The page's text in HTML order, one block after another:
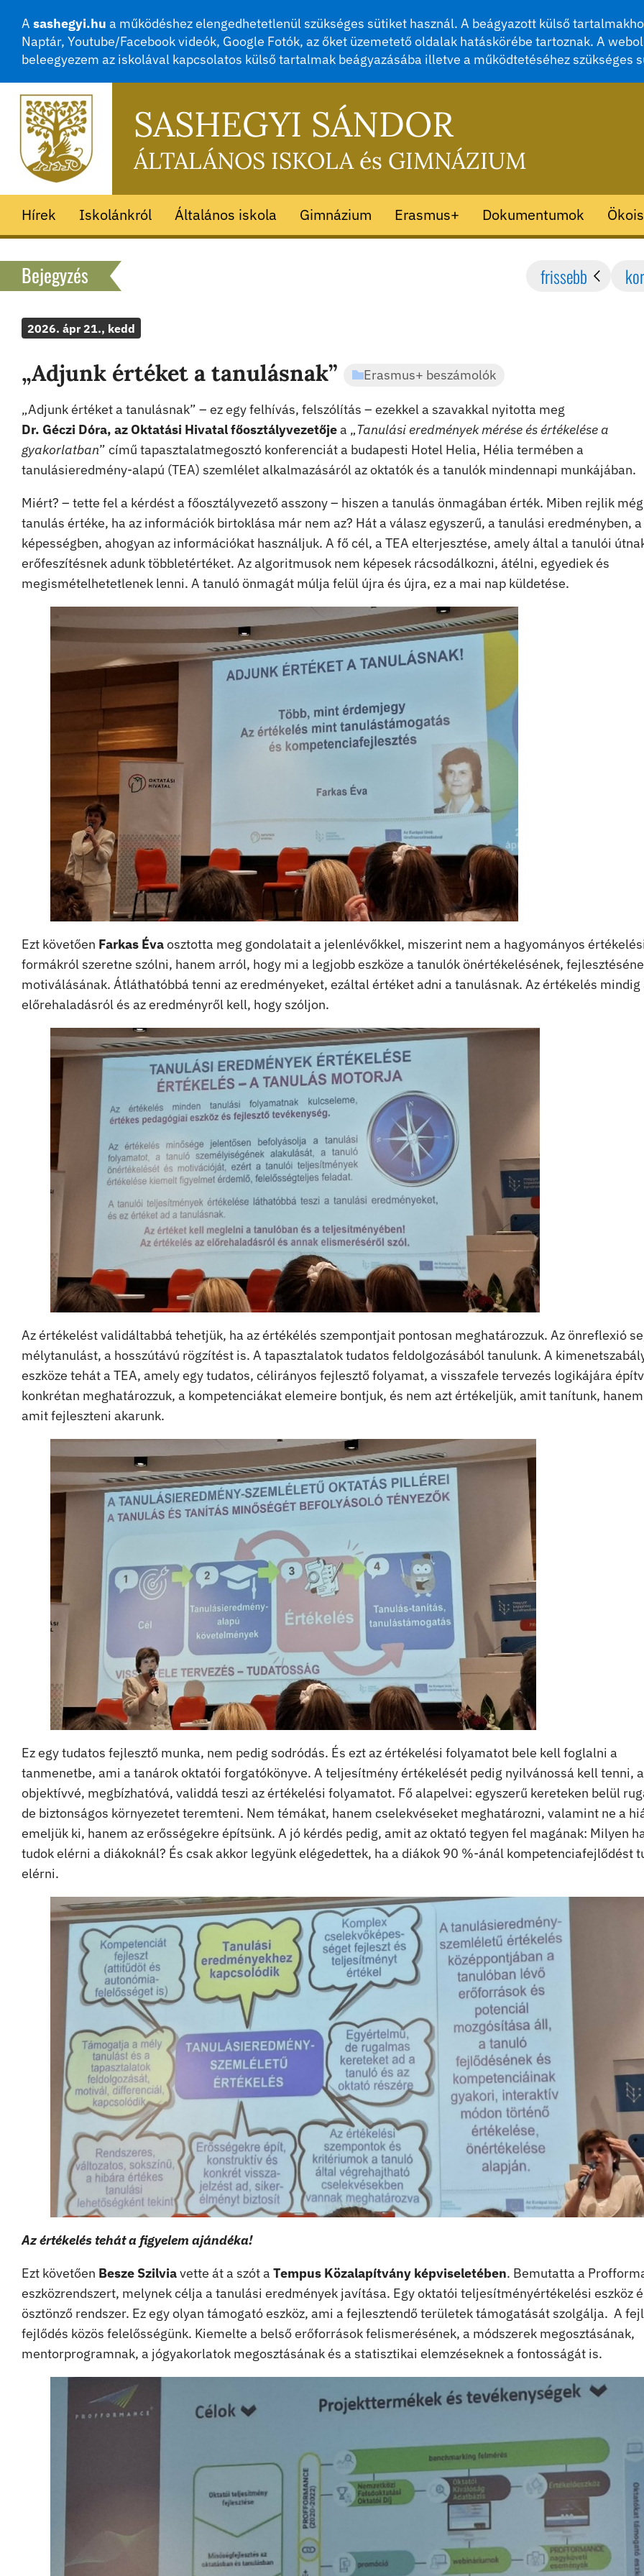
A sashegyi.hu a működéshez elengedhetetlenül szükséges sütiket használ. A beágyazott külső
Naptár, Youtube/Facebook videók, Google Fotók, az őket üzemetető oldalak hatáskörébe tartoznak. A
beleegyezem az iskolával kapcsolatos külső tartalmak beágyazásába illetve a működtetéséhez szükséges
SASHEGYI SÁNDOR
ÁLTALÁNOS ISKOLA és GIMNÁZIUM
Hírek Iskolánkról Általános iskola Gimnázium Erasmus+ Dokumentumok
Bejegyzés frissebb
2026. ápr 21., kedd
„Adjunk értéket a tanulásnak” Erasmus+ beszámolók
„Adjunk értéket a tanulásnak” – ez egy felhívás, felszólítás – ezekkel a szavakkal nyitotta meg
Dr. Géczi Dóra, az Oktatási Hivatal főosztályvezetőjea „Tanulási eredmények mérése és értékelése a
gyakorlatban” című tapasztalatmegosztó konferenciát a budapesti Hotel Helia, Hélia termében a
tanulásieredmény-alapú (TEA) szemlélet alkalmazásáról az oktatók és a tanulók mindennapi munkájában.
Miért? – tette fel a kérdést a főosztályvezető asszony – hiszen a tanulás önmagában érték. Miben rejlik
tanulás értéke, ha az információk birtoklása már nem az? Hát a válasz egyszerű, a tanulási eredményben, a
képességben, ahogyan az információkat használjuk. A fő cél, a TEA elterjesztése, amely által a tanulói
erőfeszítésnek adunk többletértéket. Az algoritmusok nem képesek rácsodálkozni, átélni, egyediek és
megismételhetetlenek lenni. A tanuló önmagát múlja felül újra és újra, ez a mai nap küldetése.
Ezt követően Farkas Évaosztotta meg gondolatait a jelenlévőkkel, miszerint nem a hagyományos
formákról szeretne szólni, hanem arról, hogy mi a legjobb eszköze a tanulók önértékelésének,
motiválásának. Átláthatóbbá tenni az eredményeket, ezáltal értéket adni a tanulásnak. Az értékelés mindig
előrehaladásról és az eredményről kell, hogy szóljon.
Az értékelést validáltabbá tehetjük, ha az értékélés szempontjait pontosan meghatározzuk. Az önreflexió
mélytanulást, a hosszútávú rögzítést is. A tapasztalatok tudatos feldolgozásából tanulunk. A
eszköze tehát a TEA, amely egy tudatos, célirányos fejlesztő folyamat, a visszafele tervezés logikájára
konkrétan meghatározzuk, a kompetenciákat elemeire bontjuk, és nem azt értékeljük, amit tanítunk,
amit fejleszteni akarunk.
Ez egy tudatos fejlesztő munka, nem pedig sodródás. És ezt az értékelési folyamatot bele kell foglalni a
tanmenetbe, ami a tanárok oktatói forgatókönyve. A teljesítmény értékelését pedig nyilvánossá kell tenni,
objektívvé, megbízhatóvá, validdá teszi az értékelési folyamatot. Fő alapelvei: egyszerű kereteken belül
de biztonságos környezetet teremteni. Nem témákat, hanem cselekvéseket meghatározni, valamint ne a
emeljük ki, hanem az erősségekre építsünk. A jó kérdés pedig, amit az oktató tegyen fel magának: Milyen
tudok elérni a diákoknál? És csak akkor legyünk elégedettek, ha a diákok 90 %-ánál kompetenciafejlődést
elérni.
Az értékelés tehát a figyelem ajándéka!
Ezt követően Besze Szilviavette át a szót a Tempus Közalapítvány képviseletében. Bemutatta a
eszközrendszert, melynek célja a tanulási eredmények javítása. Egy oktatói teljesítményértékelési eszköz
ösztönző rendszer. Ez egy olyan támogató eszköz, ami a fejlesztendő területek támogatását szolgálja. A
fejlődés közös felelősségünk. Kiemelte a belső erőforrások felismerésének, a módszerek megosztásának,
mentorprogramnak, a jógyakorlatok megosztásának és a statisztikai elemzéseknek a fontosságát is.